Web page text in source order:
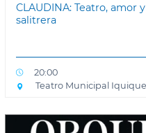
CLAUDINA: Teatro,
salitrera
20:00
Teatro Municipal Iquique